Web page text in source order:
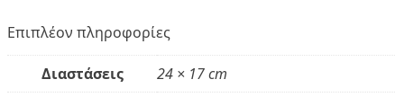
Επιπλέον πληροφορίες
Διαστάσεις 24 × 17 cm